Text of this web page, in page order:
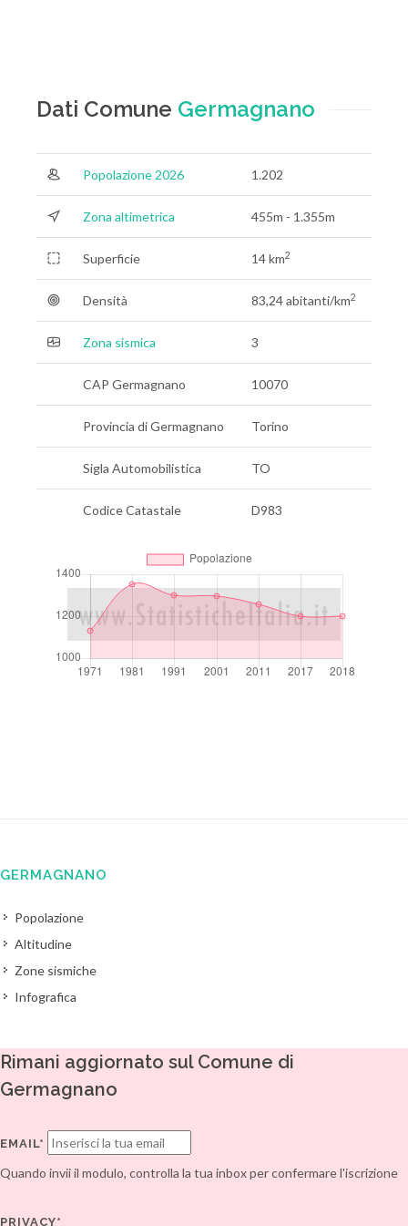
Dati Comune Germagnano
Popolazione 2026 1.202
Zona altimetrica 455m - 1.355m
Superficie 14 km2
Densità 83,24 abitanti/km2
Zona sismica 3
CAP Germagnano 10070
Provincia di Germagnano Torino
Sigla Automobilistica TO
Codice Catastale D983
GERMAGNANO
Popolazione
Altitudine
Zone sismiche
Infografica
Rimani aggiornato sul Comune di
Germagnano
EMAIL*
Quando invii il modulo, controlla la tua inbox per confermare l'iscrizione
PRIVACY*